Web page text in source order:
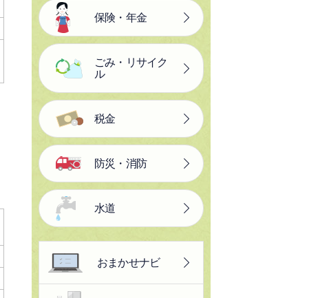
保険・年金
ごみ・リサイク
ル
税金
防災・消防
水道
おまかせナビ